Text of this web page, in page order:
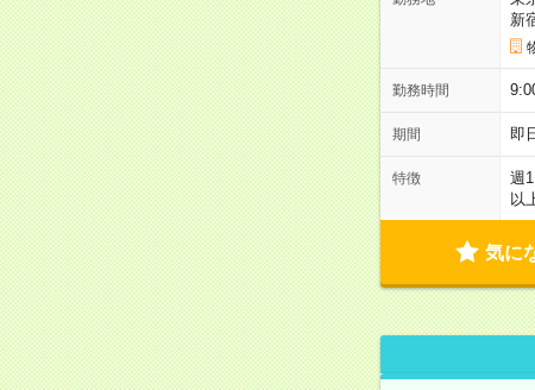
新
勤務時間
期間 即
特徴 週
以
気に